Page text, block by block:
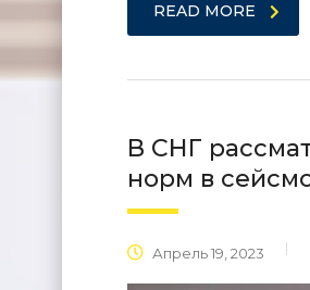
READ MORE
В СНГ
норм в
Апрель 19, 2023